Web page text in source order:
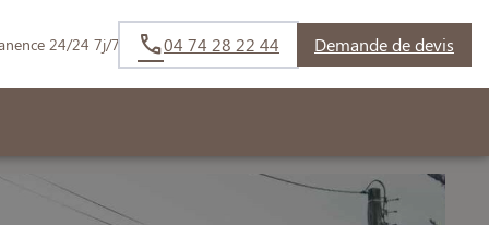
24/24 7j/7 04 74 28 22 44 Demande de devis